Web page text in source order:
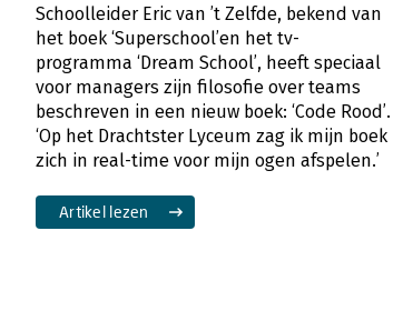
Schoolleider Eric van ’t Zelfde, bekend van
het boek ‘Superschool’en het tv-
programma ‘Dream School’, heeft speciaal
voor managers zijn filosofie over teams
beschreven in een nieuw boek: ‘Code Rood’.
‘Op het Drachtster Lyceum zag ik mijn boek
zich in real-time voor mijn ogen afspelen.’
Artikel lezen